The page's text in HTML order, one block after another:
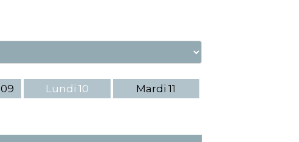
09 Lundi 10 Mardi 11